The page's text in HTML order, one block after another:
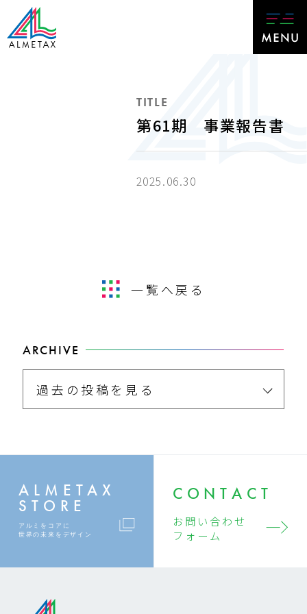
TITLE
第61期 事業報告書
2025.06.30
一覧へ戻る
ARCHIVE
過去の投稿を見る
ALMETAX
STORE
アルミをコアに
世界の未来をデザイン
CONTACT
お問い合わせ
フォーム